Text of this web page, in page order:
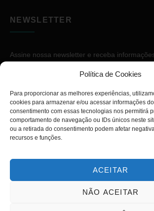
Política de Cookies
Para proporcionar as melhores experiências,
cookies para armazenar e/ou acessar informações
consentimento com essas tecnologias nos permitirá
comportamento de navegação ou IDs únicos neste
ou a retirada do consentimento podem afetar
recursos e funções.
ACEITAR
NÃO ACEITAR
NEWSLETTER
Assine nossa newsletter e receba
Copyright © 2026. Diário PcD. Todos os